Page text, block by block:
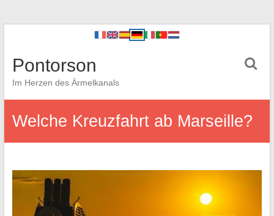
Pontorson
Im Herzen des Ärmelkanals
Welche Kreuzfahrt ab Marseille?